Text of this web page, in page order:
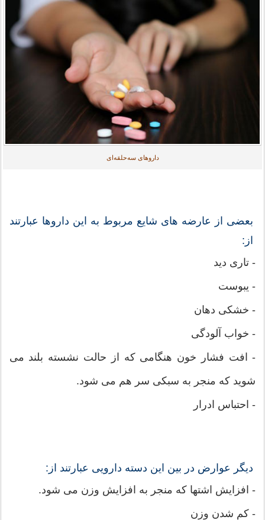
داروهای سه‌حلقه‌ای
بعضی از عارضه های شایع مربوط به این داروها عبارتند
از:
- تاری دید
- یبوست
- خشکی دهان
- خواب آلودگی
- افت فشار خون هنگامی که از حالت نشسته بلند می
شوید که منجر به سبکی سر هم می شود.
- احتباس ادرار
ديگر عوارض در بین این دسته دارویی عبارتند از:
- افزایش اشتها که منجر به افزایش وزن می شود.
- کم شدن وزن